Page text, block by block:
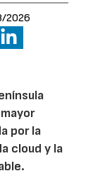
2026
por la
cloud y la